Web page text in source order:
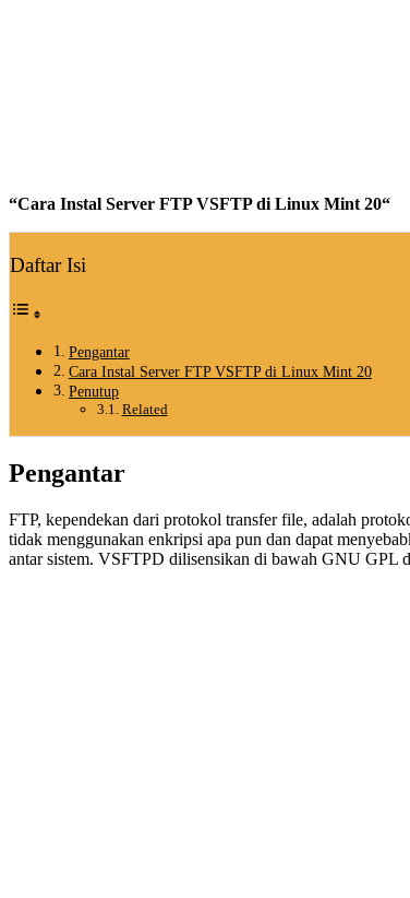
“Cara Instal Server FTP VSFTP di Linux Mint 20“
Daftar Isi
Pengantar
Cara Instal Server FTP VSFTP di Linux Mint 20
Penutup
Related
Pengantar
FTP, kependekan dari protokol transfer file, adalah
tidak menggunakan enkripsi apa pun dan dapat
antar sistem. VSFTPD dilisensikan di bawah GNU GPL